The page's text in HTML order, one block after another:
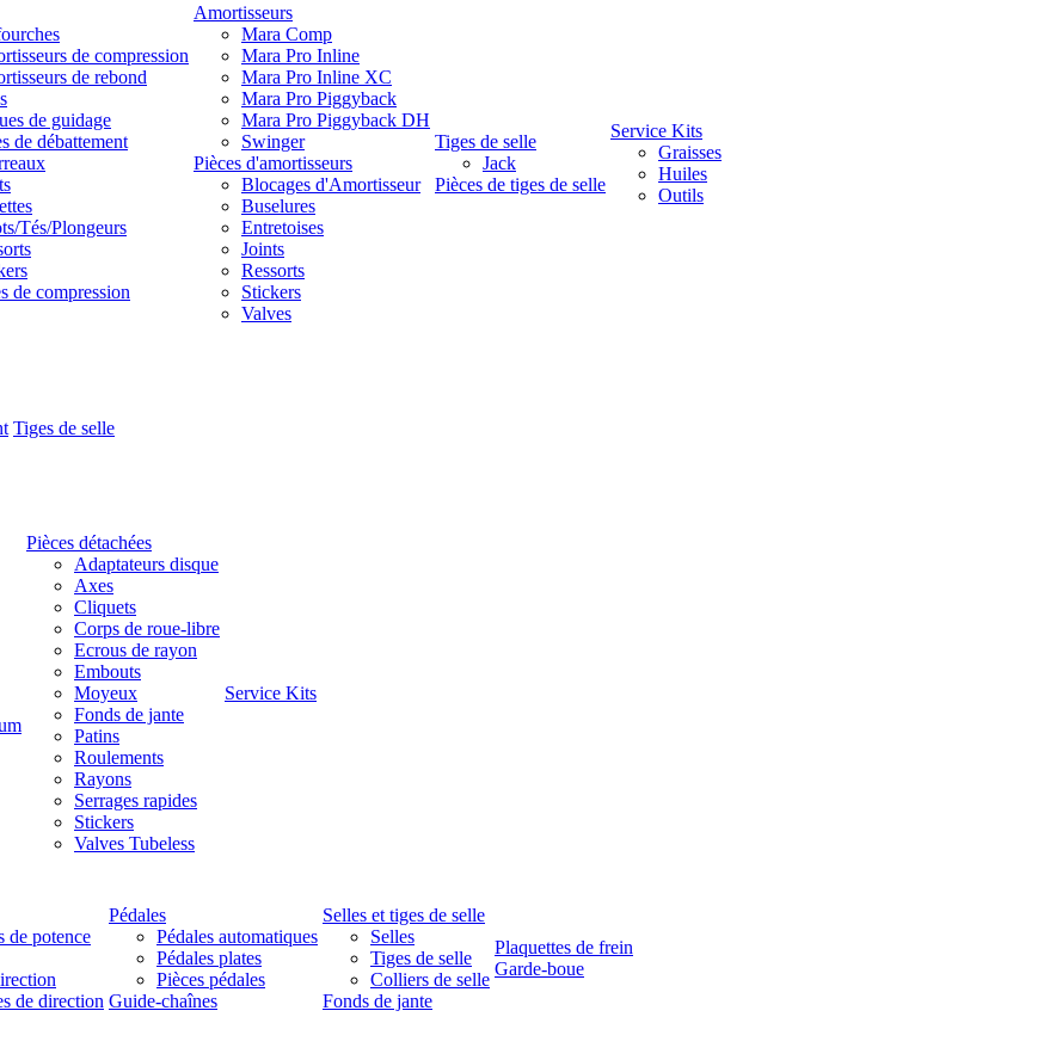
de compression
de rebond
de guidage
de débattement
Tés/Plongeurs
de compression
Amortisseurs
Mara Comp
Mara Pro Inline
Mara Pro Inline XC
Mara Pro Piggyback
Mara Pro Piggyback DH
Swinger
Pièces d'amortisseurs
Blocages d'Amortisseur
Buselures
Entretoises
Joints
Ressorts
Stickers
Valves
Tiges de selle
Jack
Pièces de tiges de selle
Service Kits
Graisses
Huiles
Outils
Tiges de selle
Pièces détachées
Adaptateurs disque
Axes
Cliquets
Corps de roue-libre
Ecrous de rayon
Embouts
Moyeux
Fonds de jante
Patins
Roulements
Rayons
Serrages rapides
Stickers
Valves Tubeless
Service Kits
de potence
de direction
Pédales
Pédales automatiques
Pédales plates
Pièces pédales
Guide-chaînes
Selles et tiges de selle
Selles
Tiges de selle
Colliers de selle
Fonds de jante
Plaquettes de frein
Garde-boue